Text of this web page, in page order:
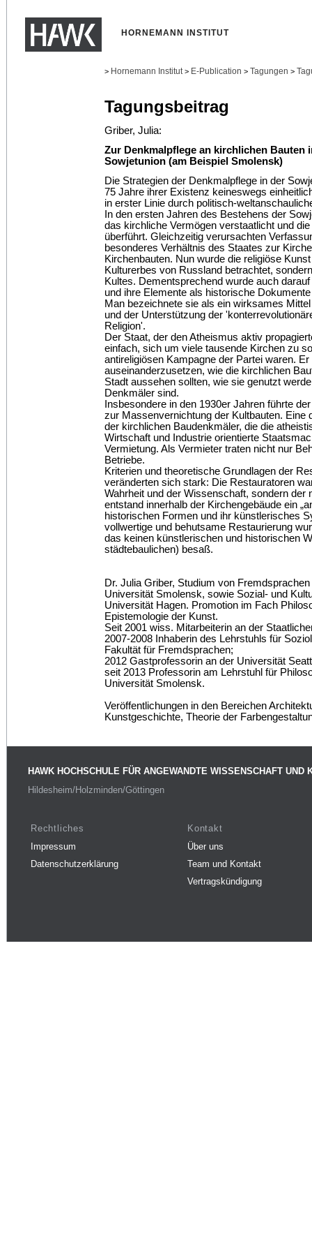
HORNEMANN INSTITUT
> Hornemann Institut > E-Publication > Tagungen >
Tagungsbeitrag
Griber, Julia:
Zur Denkmalpflege an kirchlichen Bauten
Sowjetunion (am Beispiel Smolensk)
Die Strategien der Denkmalpflege in der
75 Jahre ihrer Existenz keineswegs
in erster Linie durch politisch-
In den ersten Jahren des Bestehens der
das kirchliche Vermögen verstaatlicht und
überführt. Gleichzeitig verursachten
besonderes Verhältnis des Staates zur
Kirchenbauten. Nun wurde die religiöse
Kulturerbes von Russland betrachtet,
Kultes. Dementsprechend wurde auch
und ihre Elemente als historische
Man bezeichnete sie als ein wirksames
und der Unterstützung der
Religion'.
Der Staat, der den Atheismus aktiv
einfach, sich um viele tausende Kirchen zu
antireligiösen Kampagne der Partei waren.
auseinanderzusetzen, wie die kirchlichen
Stadt aussehen sollten, wie sie genutzt
Denkmäler sind.
Insbesondere in den 1930er Jahren führte
zur Massenvernichtung der Kultbauten. Eine
der kirchlichen Baudenkmäler, die die
Wirtschaft und Industrie orientierte
Vermietung. Als Vermieter traten nicht nur
Betriebe.
Kriterien und theoretische Grundlagen der
veränderten sich stark: Die Restauratoren
Wahrheit und der Wissenschaft, sondern der
entstand innerhalb der Kirchengebäude ein
historischen Formen und ihr künstlerisches
vollwertige und behutsame Restaurierung
das keinen künstlerischen und historischen
städtebaulichen) besaß.
Dr. Julia Griber, Studium von
Universität Smolensk, sowie Sozial- und
Universität Hagen. Promotion im Fach
Epistemologie der Kunst.
Seit 2001 wiss. Mitarbeiterin an der
2007-2008 Inhaberin des Lehrstuhls für
Fakultät für Fremdsprachen;
2012 Gastprofessorin an der Universität
seit 2013 Professorin am Lehrstuhl für
Universität Smolensk.
Veröffentlichungen in den Bereichen
Kunstgeschichte, Theorie der
HAWK HOCHSCHULE FÜR ANGEWANDTE WISSENSCHAFT UND
Hildesheim/Holzminden/Göttingen
Rechtliches
Impressum
Datenschutzerklärung
Kontakt
Über uns
Team und Kontakt
Vertragskündigung